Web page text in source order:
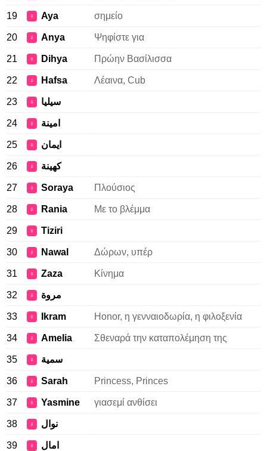
19 ♀ Aya σημείο
20 ♀ Anya Ψηφίστε για
21 ♀ Dihya Πρώην Βασίλισσα
22 ♀ Hafsa Λέαινα, Cub
23 ♀ سيليا
24 ♀ امينة
25 ♀ ايمان
26 ♀ كهينة
27 ♀ Soraya Πλούσιος
28 ♀ Rania Με το βλέμμα
29 ♀ Tiziri
30 ♀ Nawal Δώρων, υπέρ
31 ♀ Zaza Κίνημα
32 ♀ مروة
33 ♀ Ikram Honor, η γενναιοδωρία, η φιλοξενία
34 ♀ Amelia Σθεναρά την καταπολέμηση της
35 ♀ سمية
36 ♀ Sarah Princess, Princes
37 ♀ Yasmine γιασεμί ανθίσει
38 ♀ نوال
39 ♀ امال